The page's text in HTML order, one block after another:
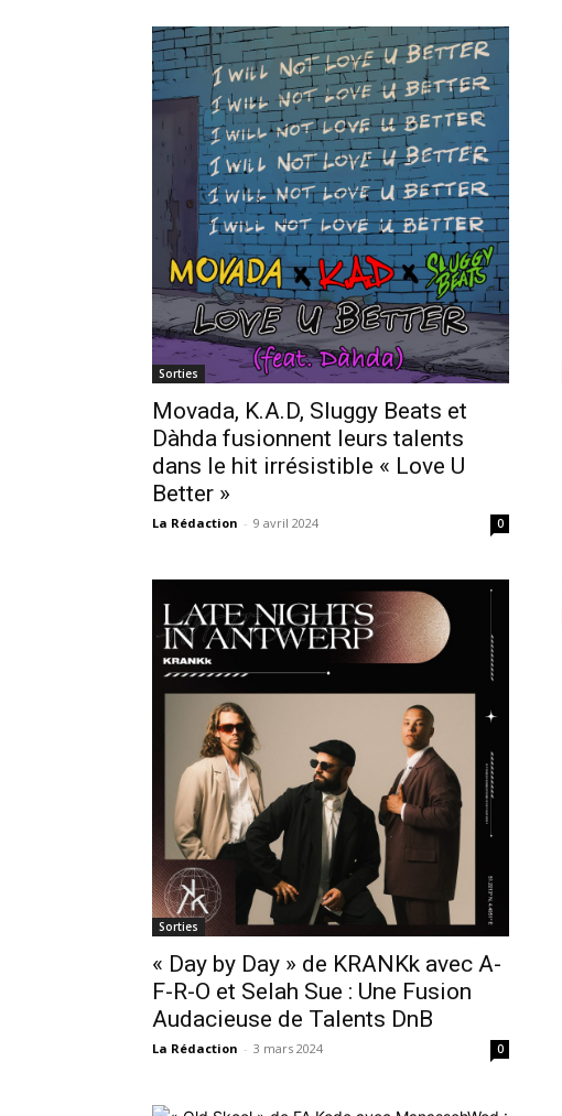
Sorties
Movada, K.A.D, Sluggy Beats et
Dàhda fusionnent leurs talents
dans le hit irrésistible « Love U
Better »
La Rédaction - 9 avril 2024 0
Sorties
« Day by Day » de KRANKk avec A-
F-R-O et Selah Sue : Une Fusion
Audacieuse de Talents DnB
La Rédaction - 3 mars 2024 0